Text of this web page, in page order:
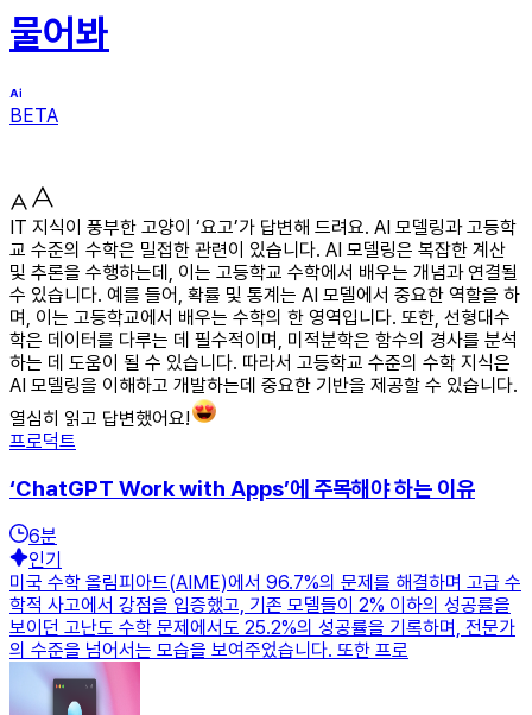
물어봐
BETA
IT 지식이 풍부한 고양이 ‘요고’가 답변해 드려요. AI 모델링과 고등학
교 수준의 수학은 밀접한 관련이 있습니다. AI 모델링은 복잡한 계산
및 추론을 수행하는데, 이는 고등학교 수학에서 배우는 개념과 연결될
수 있습니다. 예를 들어, 확률 및 통계는 AI 모델에서 중요한 역할을 하
며, 이는 고등학교에서 배우는 수학의 한 영역입니다. 또한, 선형대수
학은 데이터를 다루는 데 필수적이며, 미적분학은 함수의 경사를 분석
하는 데 도움이 될 수 있습니다. 따라서 고등학교 수준의 수학 지식은
AI 모델링을 이해하고 개발하는데 중요한 기반을 제공할 수 있습니다.
열심히 읽고 답변했어요!
프로덕트
‘ChatGPT Work with Apps’에 주목해야 하는 이유
6분
인기
미국 수학 올림피아드(AIME)에서 96.7%의 문제를 해결하며 고급 수
학적 사고에서 강점을 입증했고, 기존 모델들이 2% 이하의 성공률을
보이던 고난도 수학 문제에서도 25.2%의 성공률을 기록하며, 전문가
의 수준을 넘어서는 모습을 보여주었습니다. 또한 프로